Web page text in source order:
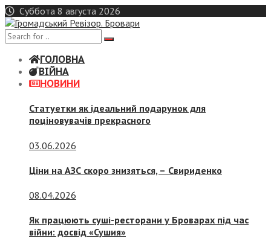
Skip
to
content
Суббота 8 августа 2026
ГОЛОВНА
ВІЙНА
НОВИНИ
Статуетки як ідеальний подарунок для
поціновувачів прекрасного
03.06.2026
Ціни на АЗС скоро знизяться, – Свириденко
08.04.2026
Як працюють суші-ресторани у Броварах під час
війни: досвід «Сушия»